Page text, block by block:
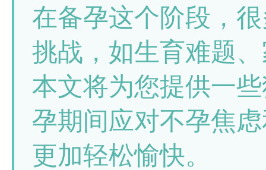
在备孕这个阶段，
挑战，如生育难题
本文将为您提供一
孕期间应对不孕焦
更加轻松愉快。